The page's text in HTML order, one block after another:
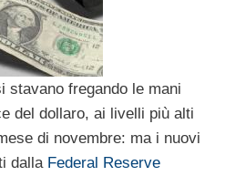
stavano fregando le mani
del dollaro, ai livelli più alti
di novembre: ma i nuovi
dalla Federal Reserve